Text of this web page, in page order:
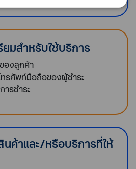
มสำหรับใช้บริการ
องลูกค้า
ทรศัพท์มือถือของผู้ชำระ
ารชำระ
นค้าและ/หรือบริการที่ให้